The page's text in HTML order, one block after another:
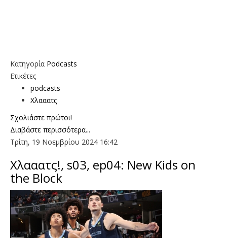
Κατηγορία Podcasts
Ετικέτες
podcasts
Χλααατς
Σχολιάστε πρώτοι!
Διαβάστε περισσότερα...
Τρίτη, 19 Νοεμβρίου 2024 16:42
Χλααατς!, s03, ep04: New Kids on
the Block